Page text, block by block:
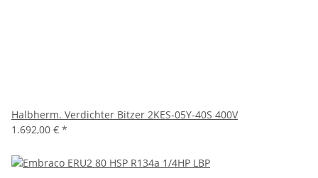
Halbherm. Verdichter Bitzer 2KES-05Y-40S 400V
1.692,00 € *